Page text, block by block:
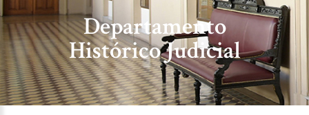
Departamento
Histórico Judicial